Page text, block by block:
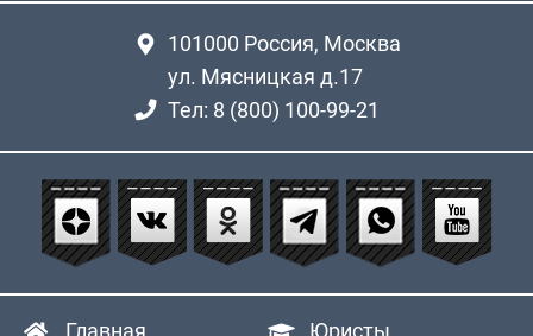
101000 Россия, Москва
ул. Мясницкая д.17
Тел: 8 (800) 100-99-21
Главная Юристы